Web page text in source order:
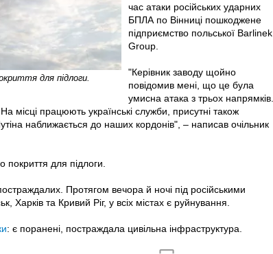
для підлоги.
час атаки російських ударних
БПЛА по Вінниці пошкоджене
підприємство польської Barlinek
Group.
"Керівник заводу щойно
повідомив мені, що це була
умисна атака з трьох напрямків.
місці працюють українські служби, присутні також
наближається до наших кордонів", – написав очільник
для підлоги.
Протягом вечора й ночі під російськими
та Кривий Ріг, у всіх містах є руйнування.
: є поранені, постраждала цивільна інфраструктура.